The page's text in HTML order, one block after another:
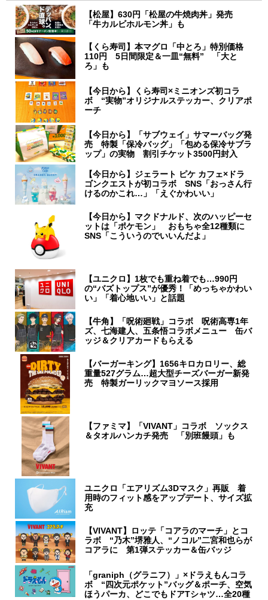
【松屋】630円「松屋の牛焼肉丼」発売
「牛カルビホルモン丼」も
【くら寿司】本マグロ「中とろ」特別価格
110円 5日間限定＆一皿“無料” 「大と
ろ」も
【今日から】くら寿司×ミニオンズ初コラ
ボ “実物”オリジナルステッカー、クリアポ
ーチ
【今日から】「サブウェイ」サマーバッグ発
売 特製「保冷バッグ」「包める保冷サブラ
ップ」の実物 割引チケット3500円封入
【今日から】ジェラート ピケ カフェ×ドラ
ゴンクエストが初コラボ SNS「おっさん行
けるのかこれ…」「えぐかわいい」
【今日から】マクドナルド、次のハッピーセ
ットは「ポケモン」 おもちゃ全12種類に
SNS「こういうのでいいんだよ」
【ユニクロ】1枚でも重ね着でも…990円
の“バズトップス”が優秀！「めっちゃかわい
い」「着心地いい」と話題
【牛角】「呪術廻戦」コラボ 呪術高専1年
ズ、七海建人、五条悟コラボメニュー 缶バ
ッジ＆クリアカードもらえる
【バーガーキング】1656キロカロリー、総
重量527グラム…超大型チーズバーガー新発
売 特製ガーリックマヨソース採用
【ファミマ】「VIVANT」コラボ ソックス
＆タオルハンカチ発売 「別班饅頭」も
ユニクロ「エアリズム3Dマスク」再販 着
用時のフィット感をアップデート、サイズ拡
充
【VIVANT】ロッテ「コアラのマーチ」とコ
ラボ “乃木”堺雅人、“ノコル”二宮和也らが
コアラに 第1弾ステッカー＆缶バッジ
「graniph（グラニフ）」×ドラえもんコラ
ボ “四次元ポケット”バッグ＆ポーチ、空気
ほうパーカ、どこでもドアTシャツ…全20種